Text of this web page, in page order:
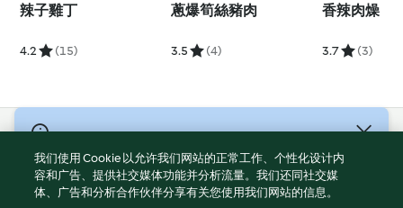
辣子雞丁
4.2 (15)
蔥爆筍絲豬肉
3.5 (4)
香辣肉燥
3.7 (3)
服務條款
隱私權政策
我们使用 Cookie 以允许我们网站的正常工作、个性化设计内
容和广告、提供社交媒体功能并分析流量。我们还同社交媒
体、广告和分析合作伙伴分享有关您使用我们网站的信息。